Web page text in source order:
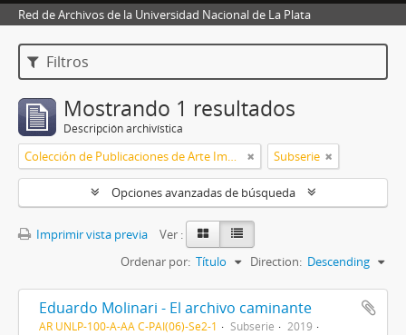
Red de Archivos de la Universidad Nacional de La Plata
Filtros
Mostrando 1 resultados
Descripción archivística
Colección de Publicaciones de Arte Impreso Subserie
Opciones avanzadas de búsqueda
Imprimir vista previa
Ver :
Ordenar por: Título Direction: Descending
Eduardo Molinari - El archivo caminante
AR UNLP-100-A-AA C-PAI(06)-Se2-1 Subserie
2019